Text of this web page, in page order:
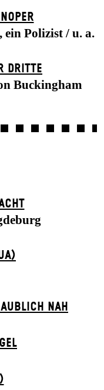
Polizist / u. a.
DRITTE
Buckingham
NAH